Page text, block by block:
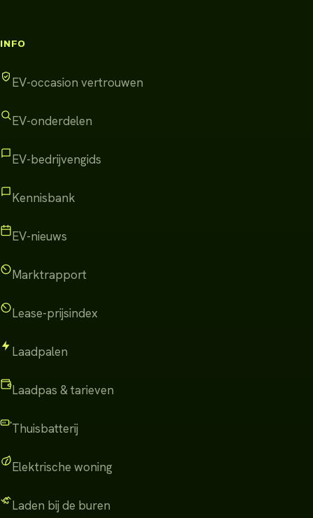
INFO
EV-occasion vertrouwen
EV-onderdelen
EV-bedrijvengids
Kennisbank
EV-nieuws
Marktrapport
Lease-prijsindex
Laadpalen
Laadpas & tarieven
Thuisbatterij
Elektrische woning
Laden bij de buren